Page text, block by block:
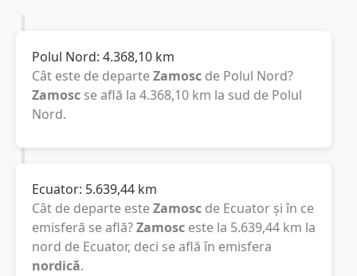
Polul Nord: 4.368,10 km
Cât este de departeZamosc de Polul Nord?
Zamosc se află la 4.368,10 km la sud de Polul
Nord.
Ecuator: 5.639,44 km
Cât de departe esteZamosc de Ecuator și în ce
emisferă se află?Zamosc este la 5.639,44 km la
nord de Ecuator, deci se află în emisfera
nordică.